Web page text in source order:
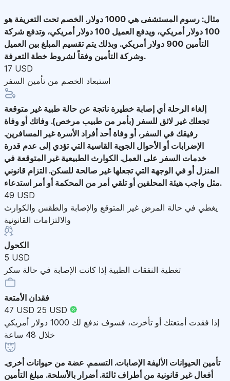
مثال: رسوم المستشفى هي 1000 دولار. الخصم تحت التعريفة هو
100 دولار أمريكي، ويدفع العميل 100 دولار أمريكي، وتدفع شركة
التأمين 900 دولار أمريكي. وبذلك يتم تقسيم المبلغ بين العميل
وشركة التأمين وفقاً لشروط خطة التعرفة.
17 USD
استبعاد الخصم من تأمين السفر
إلغاء الرحلة أي إصابة خطيرة ناتجة عن حالة طبية غير متوقعة
تجعلك غير لائق للسفر (بأمر من طبيب مرخص). وفاتك أو وفاة
رفيقك في السفر، أو وفاة أحد أفراد الأسرة غير المسافرين.
الإضرابات أو الأحوال الجوية القاسية التي تؤدي إلى عدم قدرة
خدمات السفر على العمل. الكوارث الطبيعية غير المتوقعة في
المنزل أو في الوجهة التي تجعلها غير صالحة للسكن. التزام قانوني
مثل واجب هيئة المحلفين أو تلقي أمر من المحكمة أو أمر استدعاء.
49 USD
يغطي في حالة المرض غير المتوقع والإصابة والطقس والكوارث
والالتزامات القانونية
الكحول
5 USD
تغطية النفقات الطبية إذا كانت الإصابة في حالة سكر
فقدان الأمتعة
47 USD 25 USD
إذا فقدت أمتعتك أو تأخرت، فسوف ندفع لك 1000 دولار أمريكي
خلال 48 ساعة
تأمين الحيوانات الأليفة الإصابات. التسمم. عضة من حيوانات أخرى.
أفعال غير قانونية من أطراف ثالثة. أضرار بالأسلحة. مبلغ التأمين